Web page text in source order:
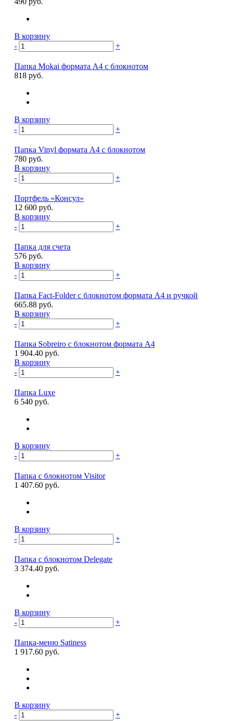
В корзину
-
+
Папка Mokai формата А4 с блокнотом
818 руб.
В корзину
-
+
Папка Vinyl формата А4 с блокнотом
780 руб.
В корзину
-
+
Портфель «Консул»
12 600 руб.
В корзину
-
+
Папка для счета
576 руб.
В корзину
-
+
Папка Fact-Folder c блокнотом формата А4 и ручкой
665.88 руб.
В корзину
-
+
Папка Sobreiro c блокнотом формата А4
1 904.40 руб.
В корзину
-
+
Папка Luxe
6 540 руб.
В корзину
-
+
Папка с блокнотом Visitor
1 407.60 руб.
В корзину
-
+
Папка с блокнотом Delegate
3 374.40 руб.
В корзину
-
+
Папка-меню Satiness
1 917.60 руб.
В корзину
-
+